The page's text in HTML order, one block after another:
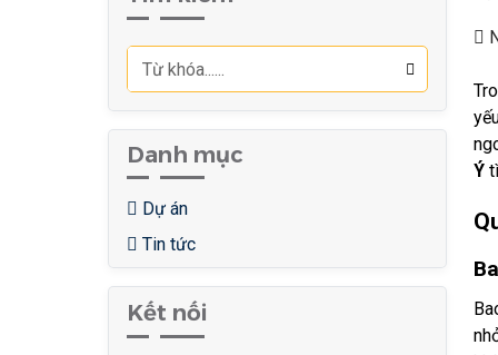
Ý
Danh mục
Dự án
Tin tức
Kết nối